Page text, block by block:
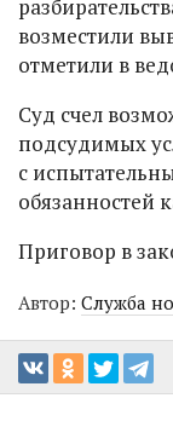
возместили
отметили в
Суд счел
подсудимых
с
обязанностей
Приговор в
Автор: Служба